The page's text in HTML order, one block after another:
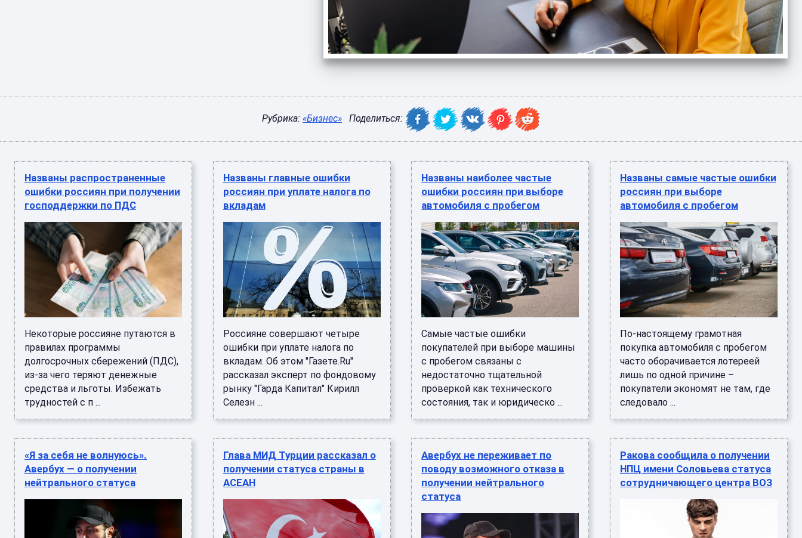
Рубрика: «Бизнес» Поделиться:
Названы распространенные
ошибки россиян при получении
господдержки по ПДС
Некоторые россияне путаются в
правилах программы
долгосрочных сбережений (ПДС),
из-за чего теряют денежные
средства и льготы. Избежать
трудностей с п ...
Названы главные ошибки
россиян при уплате налога по
вкладам
Россияне совершают четыре
ошибки при уплате налога по
вкладам. Об этом "Газете.Ru"
рассказал эксперт по фондовому
рынку "Гарда Капитал" Кирилл
Селезн ...
Названы наиболее частые
ошибки россиян при выборе
автомобиля с пробегом
Самые частые ошибки
покупателей при выборе машины
с пробегом связаны с
недостаточно тщательной
проверкой как технического
состояния, так и юридическо ...
Названы самые частые ошибки
россиян при выборе
автомобиля с пробегом
По-настоящему грамотная
покупка автомобиля с пробегом
часто оборачивается лотереей
лишь по одной причине –
покупатели экономят не там, где
следовало ...
«Я за себя не волнуюсь».
Авербух — о получении
нейтрального статуса
Глава МИД Турции рассказал о
получении статуса страны в
АСЕАН
Авербух не переживает по
поводу возможного отказа в
получении нейтрального
статуса
Ракова сообщила о получении
НПЦ имени Соловьева статуса
сотрудничающего центра ВОЗ